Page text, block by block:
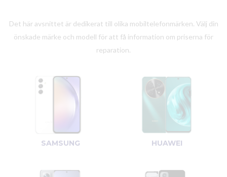
Det här avsnittet är dedikerat till olika mobiltelefonmärken. Välj din
önskade märke och modell för att få information om priserna för
reparation.
SAMSUNG HUAWEI